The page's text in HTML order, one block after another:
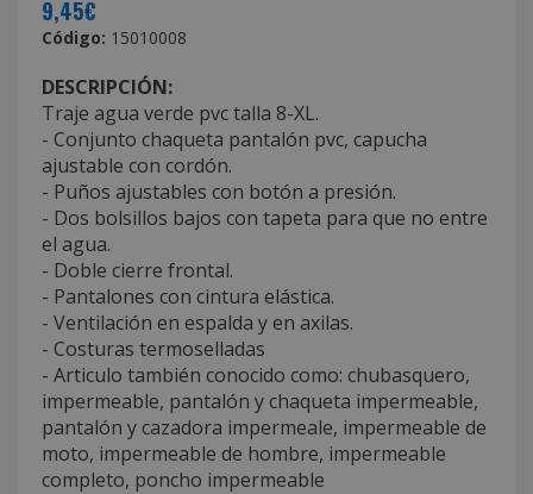
9,45€
Código: 15010008
DESCRIPCIÓN:
Traje agua verde pvc talla 8-XL.
- Conjunto chaqueta pantalón pvc, capucha
ajustable con cordón.
- Puños ajustables con botón a presión.
- Dos bolsillos bajos con tapeta para que no entre
el agua.
- Doble cierre frontal.
- Pantalones con cintura elástica.
- Ventilación en espalda y en axilas.
- Costuras termoselladas
- Articulo también conocido como: chubasquero,
impermeable, pantalón y chaqueta impermeable,
pantalón y cazadora impermeale, impermeable de
moto, impermeable de hombre, impermeable
completo, poncho impermeable